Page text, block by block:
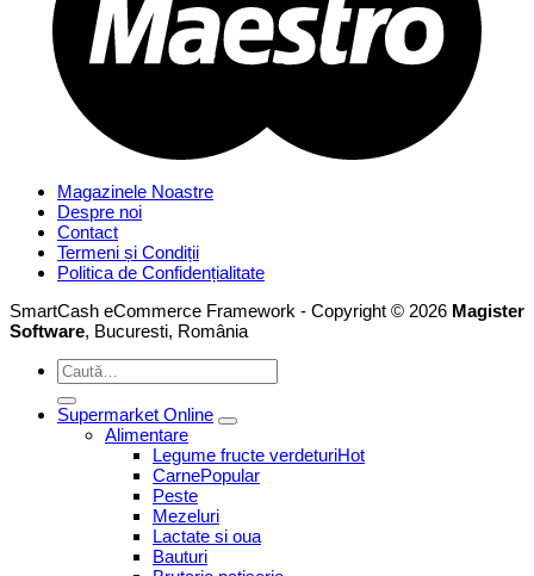
Magazinele Noastre
Despre noi
Contact
Termeni și Condiții
Politica de Confidențialitate
SmartCash eCommerce Framework - Copyright © 2026 Magister
Software, Bucuresti, România
Caută
după:
Supermarket Online
Alimentare
Legume fructe verdeturi
Carne
Peste
Mezeluri
Lactate si oua
Bauturi